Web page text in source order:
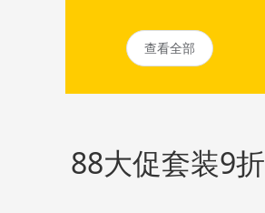
查看全部
88大促套装9折